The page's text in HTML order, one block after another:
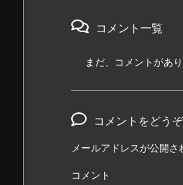
コメント一覧
まだ、コメントがあ
コメントをどうぞ
メールアドレスが公開さ
コメント